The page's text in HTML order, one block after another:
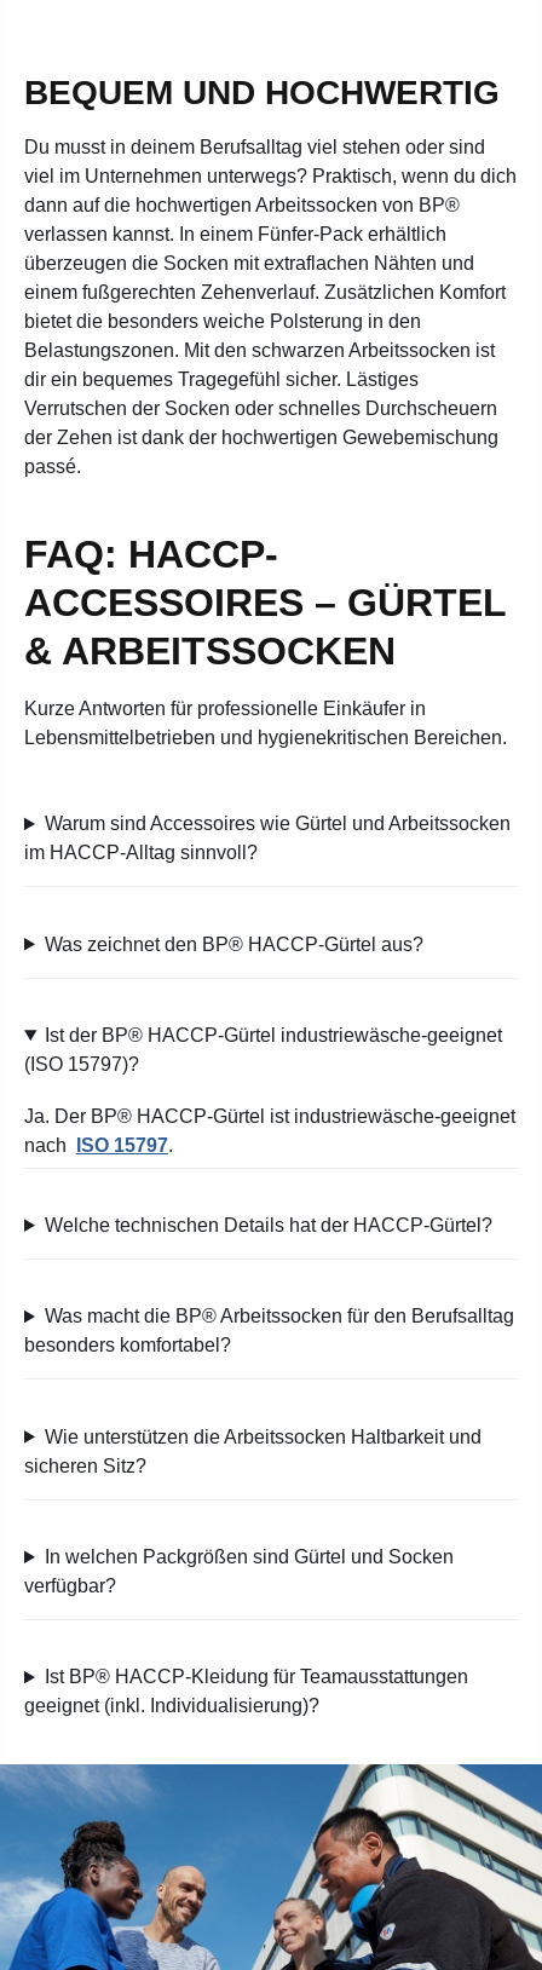
BEQUEM UND HOCHWERTIG
Du musst in deinem Berufsalltag viel stehen oder sind
viel im Unternehmen unterwegs? Praktisch, wenn du dich
dann auf die hochwertigen Arbeitssocken von BP®
verlassen kannst. In einem Fünfer-Pack erhältlich
überzeugen die Socken mit extraflachen Nähten und
einem fußgerechten Zehenverlauf. Zusätzlichen Komfort
bietet die besonders weiche Polsterung in den
Belastungszonen. Mit den schwarzen Arbeitssocken ist
dir ein bequemes Tragegefühl sicher. Lästiges
Verrutschen der Socken oder schnelles Durchscheuern
der Zehen ist dank der hochwertigen Gewebemischung
passé.
FAQ: HACCP-
ACCESSOIRES – GÜRTEL
& ARBEITSSOCKEN
Kurze Antworten für professionelle Einkäufer in
Lebensmittelbetrieben und hygienekritischen Bereichen.
Warum sind Accessoires wie Gürtel und Arbeitssocken
im HACCP-Alltag sinnvoll?
Was zeichnet den BP® HACCP-Gürtel aus?
Ist der BP® HACCP-Gürtel industriewäsche-geeignet
(ISO 15797)?
Ja. Der BP® HACCP-Gürtel ist industriewäsche-geeignet
nach
ISO 15797.
Welche technischen Details hat der HACCP-Gürtel?
Was macht die BP® Arbeitssocken für den Berufsalltag
besonders komfortabel?
Wie unterstützen die Arbeitssocken Haltbarkeit und
sicheren Sitz?
In welchen Packgrößen sind Gürtel und Socken
verfügbar?
Ist BP® HACCP-Kleidung für Teamausstattungen
geeignet (inkl. Individualisierung)?